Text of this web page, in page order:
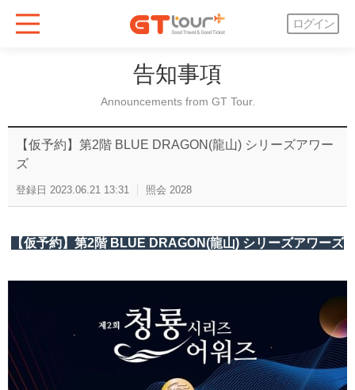
ログイン
告知事項
Announcements from GT Tour.
【仮予約】第2階 BLUE DRAGON(龍山) シリーズアワー
ズ
登録日 2023.06.21 13:31 照会 2028
【仮予約】第2階 BLUE DRAGON(龍山) シリーズアワーズ